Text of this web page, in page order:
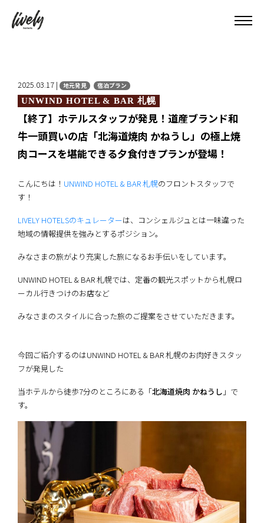
2025.03.17 | 地元発見 宿泊プラン
UNWIND HOTEL & BAR 札幌
【終了】ホテルスタッフが発見！道産ブランド和
牛一頭買いの店「北海道焼肉 かねうし」の極上焼
肉コースを堪能できる夕食付きプランが登場！
こんにちは！ UNWIND HOTEL & BAR 札幌のフロントスタッフで
す！
LIVELY HOTELSのキュレーターは、コンシェルジュとは一味違った
地域の情報提供を強みとするポジション。
みなさまの旅がより充実した旅になるお手伝いをしています。
UNWIND HOTEL & BAR 札幌では、定番の観光スポットから札幌ロ
ーカル行きつけのお店など
みなさまのスタイルに合った旅のご提案をさせていただきます。
今回ご紹介するのはUNWIND HOTEL & BAR 札幌のお肉好きスタッ
フが発見した
当ホテルから徒歩7分のところにある「北海道焼肉 かねうし 」で
す。